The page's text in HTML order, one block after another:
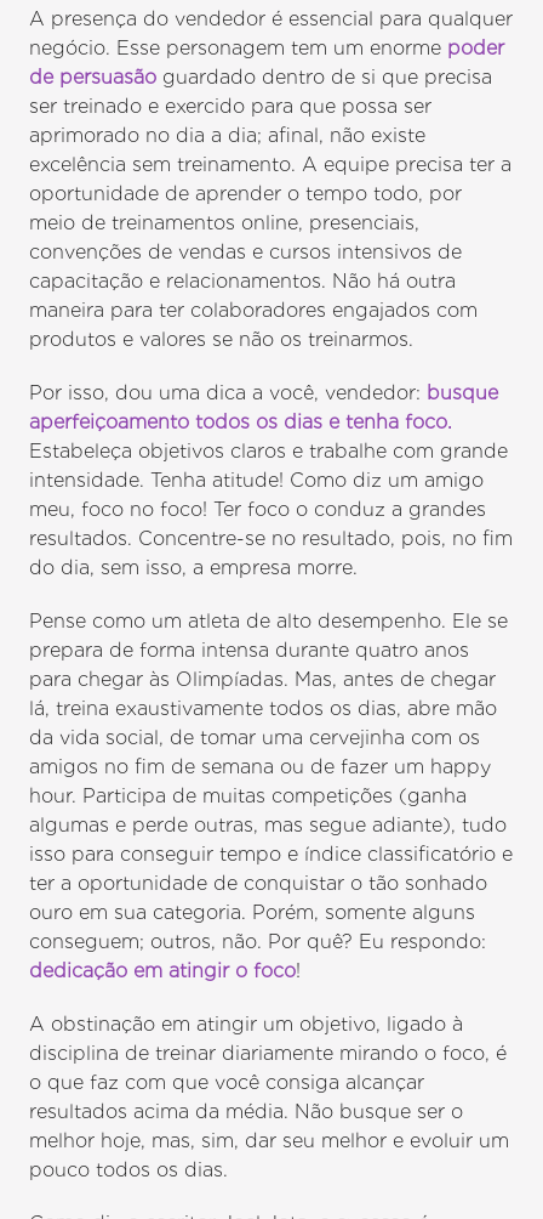
A presença do vendedor é essencial para qualquer
negócio. Esse personagem tem um enorme poder
de persuasão guardado dentro de si que precisa
ser treinado e exercido para que possa ser
aprimorado no dia a dia; afinal, não existe
excelência sem treinamento. A equipe precisa ter a
oportunidade de aprender o tempo todo, por
meio de treinamentos online, presenciais,
convenções de vendas e cursos intensivos de
capacitação e relacionamentos. Não há outra
maneira para ter colaboradores engajados com
produtos e valores se não os treinarmos.
Por isso, dou uma dica a você, vendedor: busque
aperfeiçoamento todos os dias e tenha foco.
Estabeleça objetivos claros e trabalhe com grande
intensidade. Tenha atitude! Como diz um amigo
meu, foco no foco! Ter foco o conduz a grandes
resultados. Concentre-se no resultado, pois, no fim
do dia, sem isso, a empresa morre.
Pense como um atleta de alto desempenho. Ele se
prepara de forma intensa durante quatro anos
para chegar às Olimpíadas. Mas, antes de chegar
lá, treina exaustivamente todos os dias, abre mão
da vida social, de tomar uma cervejinha com os
amigos no fim de semana ou de fazer um happy
hour. Participa de muitas competições (ganha
algumas e perde outras, mas segue adiante), tudo
isso para conseguir tempo e índice classificatório e
ter a oportunidade de conquistar o tão sonhado
ouro em sua categoria. Porém, somente alguns
conseguem; outros, não. Por quê? Eu respondo:
dedicação em atingir o foco!
A obstinação em atingir um objetivo, ligado à
disciplina de treinar diariamente mirando o foco, é
o que faz com que você consiga alcançar
resultados acima da média. Não busque ser o
melhor hoje, mas, sim, dar seu melhor e evoluir um
pouco todos os dias.